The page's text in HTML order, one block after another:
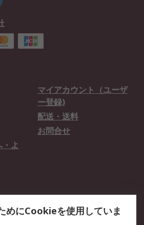
マイアカウント（ユーザ
ー登録)
配送・送料
お問合せ
よ
めにCookieを使用していま